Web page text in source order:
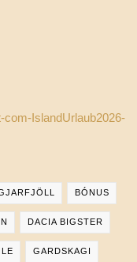
com-IslandUrlaub2026-
BÓNUS
DACIA BIGSTER
GARDSKAGI